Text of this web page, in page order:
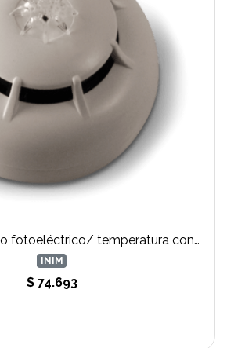
Detector de humo fotoeléctrico/ temperatura con base incluida. Marca INIM .
INIM
$ 74.693